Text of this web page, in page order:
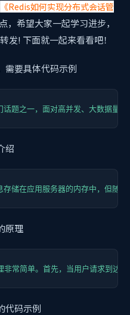
《Redis如何实现分布式会话管
，希望大家一起学习进步，
发! 下面就一起来看看吧！
需要具体代码示例
绍
原理
代码示例